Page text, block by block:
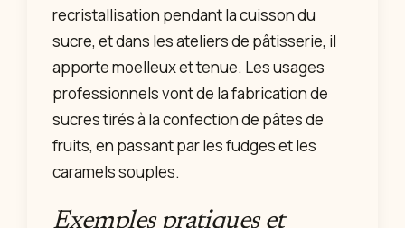
recristallisation pendant la cuisson du
sucre, et dans les ateliers de pâtisserie, il
apporte moelleux et tenue. Les usages
professionnels vont de la fabrication de
sucres tirés à la confection de pâtes de
fruits, en passant par les fudges et les
caramels souples.
Exemples pratiques et